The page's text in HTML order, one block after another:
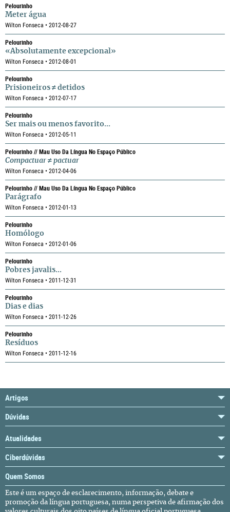
Pelourinho
Meter água
Wilton Fonseca • 2012-08-27
Pelourinho
«Absolutamente excepcional»
Wilton Fonseca • 2012-08-01
Pelourinho
Prisioneiros ≠ detidos
Wilton Fonseca • 2012-07-17
Pelourinho
Ser mais ou menos favorito...
Wilton Fonseca • 2012-05-11
Pelourinho // Mau Uso Da Língua No Espaço Público
Compactuar ≠ pactuar
Wilton Fonseca • 2012-04-06
Pelourinho // Mau Uso Da Língua No Espaço Público
Parágrafo
Wilton Fonseca • 2012-01-13
Pelourinho
Homólogo
Wilton Fonseca • 2012-01-06
Pelourinho
Pobres javalis...
Wilton Fonseca • 2011-12-31
Pelourinho
Dias e dias
Wilton Fonseca • 2011-12-26
Pelourinho
Resíduos
Wilton Fonseca • 2011-12-16
Artigos
Dúvidas
Atualidades
Ciberdúvidas
Quem Somos
Este é um espaço de esclarecimento, informação, debate e
promoção da língua portuguesa, numa perspetiva de afirmação dos